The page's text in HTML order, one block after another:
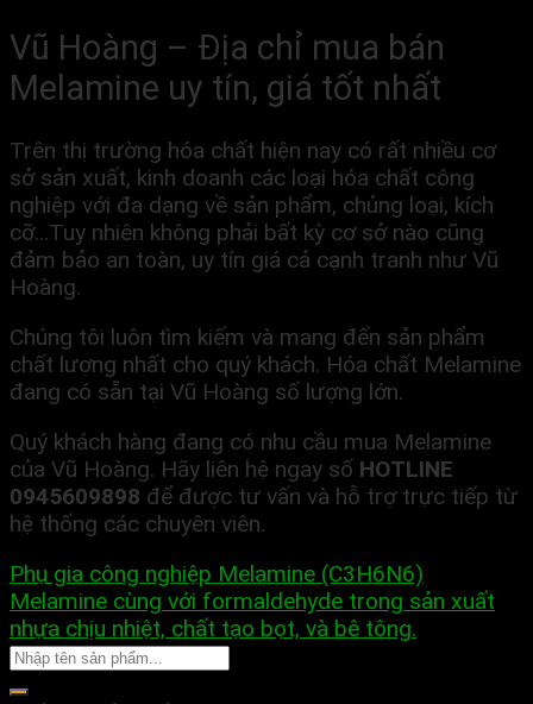
Vũ Hoàng – Địa chỉ mua bán
Melamine uy tín, giá tốt nhất
Trên thị trường hóa chất hiện nay có rất nhiều cơ
sở sản xuất, kinh doanh các loại hóa chất công
nghiệp với đa dạng về sản phẩm, chủng loại, kích
cỡ…Tuy nhiên không phải bất kỳ cơ sở nào cũng
đảm bảo an toàn, uy tín giá cả cạnh tranh như Vũ
Hoàng.
Chúng tôi luôn tìm kiếm và mang đến sản phẩm
chất lượng nhất cho quý khách. Hóa chất Melamine
đang có sẵn tại Vũ Hoàng số lượng lớn.
Quý khách hàng đang có nhu cầu mua Melamine
của Vũ Hoàng. Hãy liên hệ ngay số HOTLINE
0945609898 để được tư vấn và hỗ trợ trực tiếp từ
hệ thống các chuyên viên.
Phụ gia công nghiệp Melamine (C3H6N6)
Melamine cùng với formaldehyde trong sản xuất
nhựa chịu nhiệt, chất tạo bọt, và bê tông.